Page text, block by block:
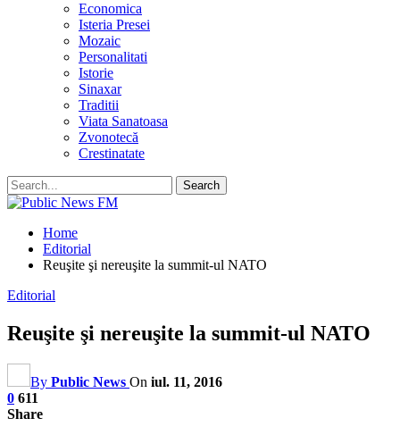
Economica
Isteria Presei
Mozaic
Personalitati
Istorie
Sinaxar
Traditii
Viata Sanatoasa
Zvonotecă
Crestinatate
Home
Editorial
Reuşite şi nereuşite la summit-ul NATO
Editorial
Reuşite şi nereuşite la summit-ul NATO
By Public News On iul. 11, 2016
0 611
Share